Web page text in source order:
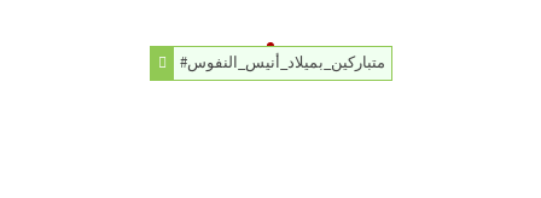
#متباركين_بميلاد_أنيس_النفوس